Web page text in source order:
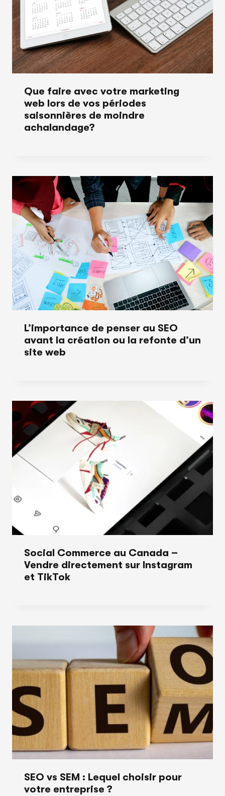
Que faire avec votre marketing
web lors de vos périodes
saisonnières de moindre
achalandage?
L’importance de penser au SEO
avant la création ou la refonte d’un
site web
Social Commerce au Canada –
Vendre directement sur Instagram
et TikTok
SEO vs SEM : Lequel choisir pour
votre entreprise ?